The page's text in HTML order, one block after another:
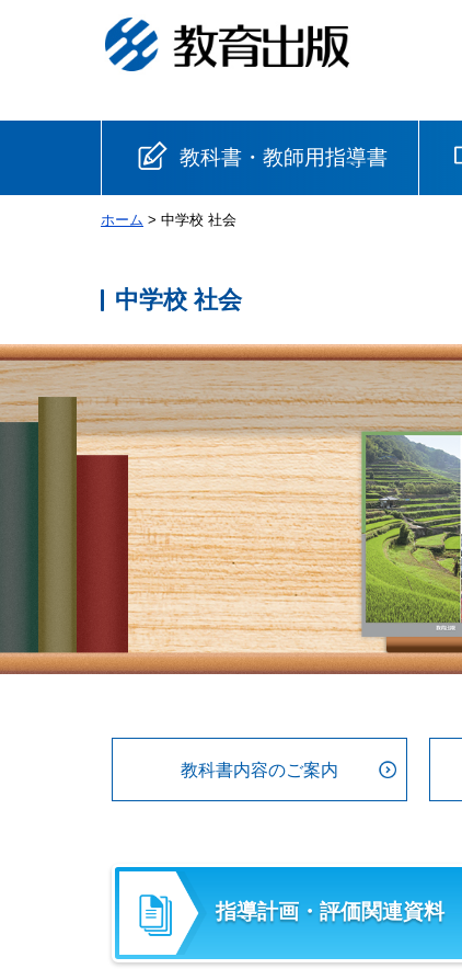
教科書・教師用指導書
小学校
国語
算数 理科 生活
音楽 英語 道徳
安全
ホーム > 中学校 社会
中学校 社会
教科書内容のご案内
指導計画・評価関連資料